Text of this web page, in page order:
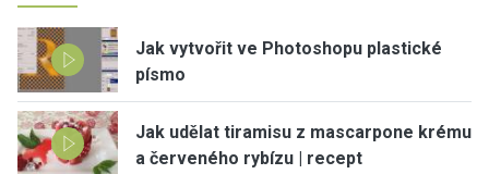
Jak vytvořit ve Photoshopu plastické
písmo
Jak udělat tiramisu z mascarpone krému
a červeného rybízu | recept